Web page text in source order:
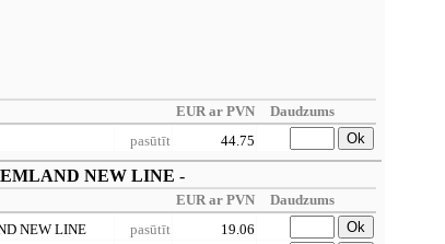
EUR ar PVN
Daudzums
pasūtīt 44.75 Ok
NEW LINE -
EUR ar PVN
Daudzums
NEW LINE pasūtīt 19.06
Ok